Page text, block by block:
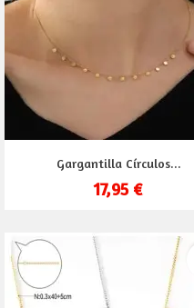
Gargantilla Círculos...
17,95 €